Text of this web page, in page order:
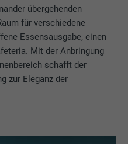
übergehenden
für verschiedene
Essensausgabe, einen
Mit der Anbringung
schafft der
zur Eleganz der